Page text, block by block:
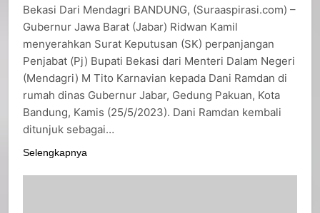
Bekasi Dari Mendagri BANDUNG, (Suraaspirasi.com) –
Gubernur Jawa Barat (Jabar) Ridwan Kamil
menyerahkan Surat Keputusan (SK) perpanjangan
Penjabat (Pj) Bupati Bekasi dari Menteri Dalam Negeri
(Mendagri) M Tito Karnavian kepada Dani Ramdan di
rumah dinas Gubernur Jabar, Gedung Pakuan, Kota
Bandung, Kamis (25/5/2023). Dani Ramdan kembali
ditunjuk sebagai…
Selengkapnya